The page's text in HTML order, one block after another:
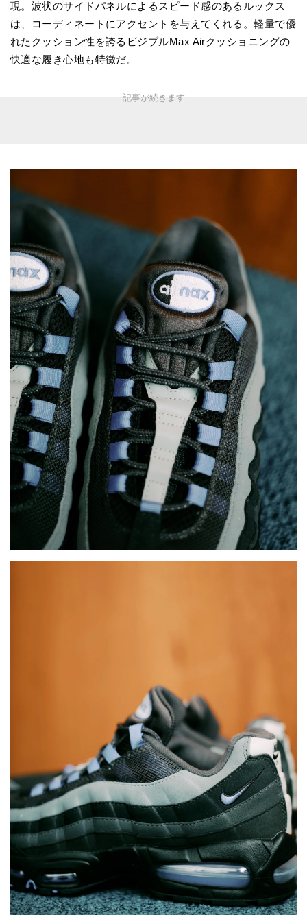
現。波状のサイドパネルによるスピード感のあるルックス
は、コーディネートにアクセントを与えてくれる。軽量で優
れたクッション性を誇るビジブルMax Airクッショニングの
快適な履き心地も特徴だ。